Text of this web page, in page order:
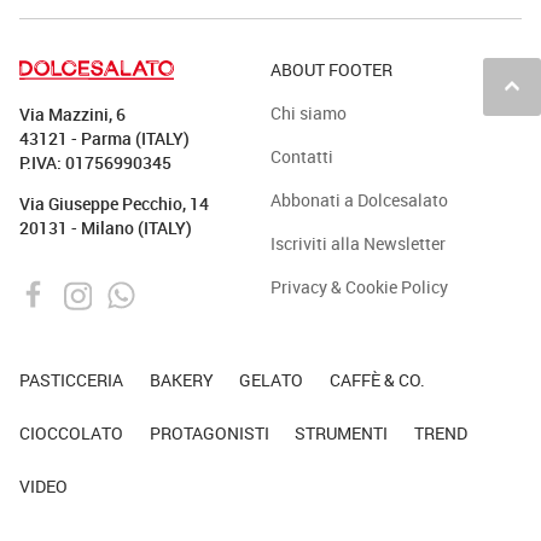
keyboard_arrow_up
Via Mazzini, 6
43121 - Parma (ITALY)
P.IVA: 01756990345
Via Giuseppe Pecchio, 14
20131 - Milano (ITALY)
ABOUT FOOTER
Chi siamo
Contatti
Abbonati a Dolcesalato
Iscriviti alla Newsletter
Privacy & Cookie Policy
PASTICCERIA BAKERY GELATO CAFFÈ & CO.
CIOCCOLATO PROTAGONISTI STRUMENTI TREND
VIDEO